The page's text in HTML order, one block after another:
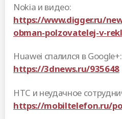
Nokia и видео:
https://www.digger.ru/
obman-polzovatelej-v-
Huawei спалился в Google+:
https://3dnews.ru/935648
HTC и неудачное
https://mobiltelefon.ru/